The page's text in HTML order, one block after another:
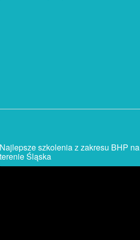
Najlepsze szkolenia z zakresu BHP na
terenie Śląska